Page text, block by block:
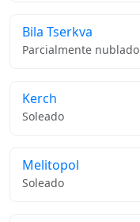
Bila Tserkva
Parcialmente nublado
Kerch
Soleado
Melitopol
Soleado